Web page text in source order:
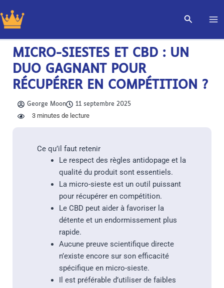
au
contenu
MICRO-SIESTES ET CBD : UN
DUO GAGNANT POUR
RÉCUPÉRER EN COMPÉTITION ?
George Moon 11 septembre 2025
3minutes de lecture
Ce qu’il faut retenir
Le respect des règles antidopage et la
qualité du produit sont essentiels.
La micro-sieste est un outil puissant
pour récupérer en compétition.
Le CBD peut aider à favoriser la
détente et un endormissement plus
rapide.
Aucune preuve scientifique directe
n’existe encore sur son efficacité
spécifique en micro-sieste.
Il est préférable d’utiliser de faibles